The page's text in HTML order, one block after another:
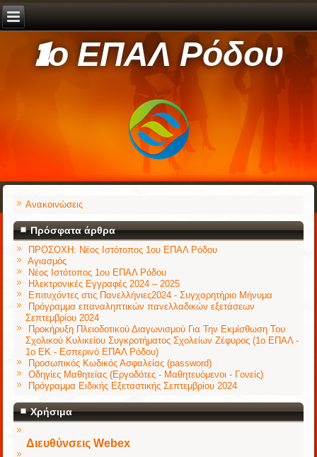
1ο ΕΠΑΛ Ρόδου
Ανακοινώσεις
Πρόσφατα άρθρα
ΠΡΟΣΟΧΗ: Νέος Ιστότοπος 1ου ΕΠΑΛ Ρόδου
Αγιασμός
Νέος Ιστότοπος 1ου ΕΠΑΛ Ρόδου
Ηλεκτρονικές Εγγραφές 2024 – 2025
Επιτυχόντες στις Πανελλήνιες2024 - Συγχαρητήριο Μήνυμα
Πρόγραμμα επαναληπτικών πανελλαδικών εξετάσεων
Σεπτεμβρίου 2024
Προκήρυξη Πλειοδοτικού Διαγωνισμού Για Την Εκμίσθωση Του
Σχολικού Κυλικείου Συγκροτήματος Σχολείων Ζέφυρος (1ο ΕΠΑΛ -
1ο ΕΚ - Εσπερινό ΕΠΑΛ Ρόδου)
Προσωπικός Κωδικός Ασφαλείας (password)
Οδηγίες Μαθητείας (Εργοδότες - Μαθητευόμενοι - Γονείς)
Πρόγραμμα Ειδικής Εξεταστικής Σεπτεμβρίου 2024
Χρήσιμα
Διευθύνσεις Webex